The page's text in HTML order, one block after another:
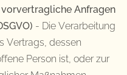
Anfragen
- Die Verarbeitung
Vertrags, dessen
Person ist, oder zur